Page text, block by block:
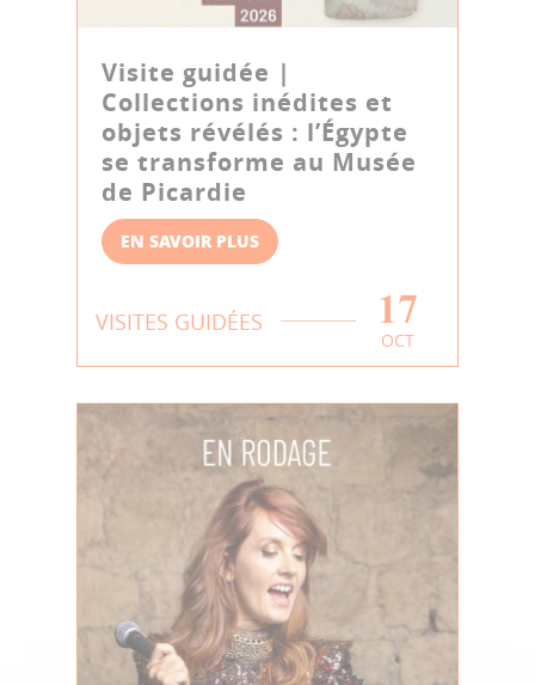
Visite guidée |
Collections inédites et
objets révélés : l’Égypte
se transforme au Musée
de Picardie
EN SAVOIR PLUS
VISITES GUIDÉES 17
OCT